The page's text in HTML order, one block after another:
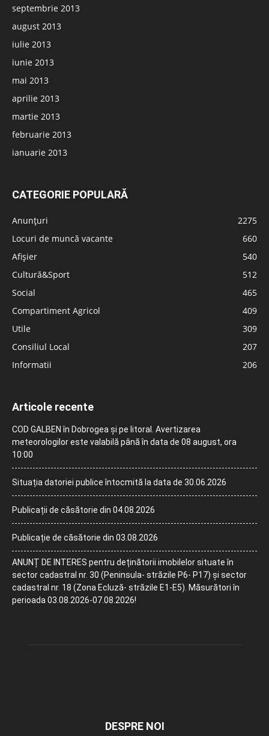
septembrie 2013
august 2013
iulie 2013
iunie 2013
mai 2013
aprilie 2013
martie 2013
februarie 2013
ianuarie 2013
CATEGORIE POPULARĂ
Anunțuri
2275
Locuri de muncă vacante
660
Afișier
540
Cultură&Sport
512
Social
465
Compartiment Agricol
409
Utile
309
Consiliul Local
207
Informatii
206
Articole recente
COD GALBEN în Dobrogea și pe litoral. Avertizarea
meteorologilor este valabilă până în data de 08 august, ora
10:00
Situația datoriei publice întocmită la data de 30.06.2026
Publicații de căsătorie din 04.08.2026
Publicație de căsătorie din 03.08.2026
ANUNȚ DE INTERES pentru deținătorii imobilelor situate în
sector cadastral nr. 30 (Peninsula- străzile P6- P17) și sector
cadastral nr. 18 (Zona Ecluză- străzile E1-E5). Măsurători în
perioada 03.08.2026-07.08.2026!
DESPRE NOI